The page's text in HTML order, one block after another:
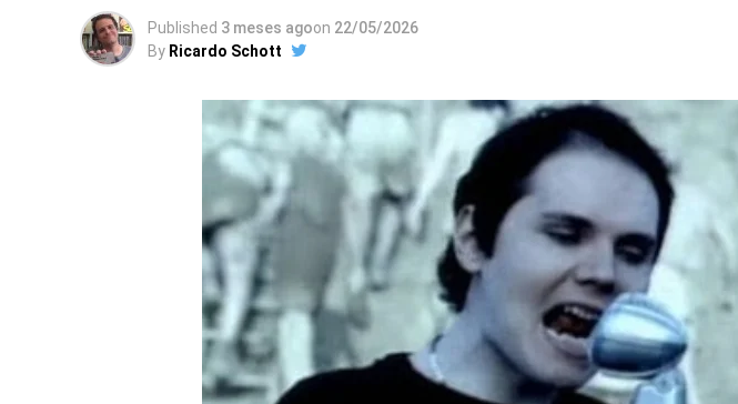
Published 3 meses agoon 22/05/2026
By Ricardo Schott